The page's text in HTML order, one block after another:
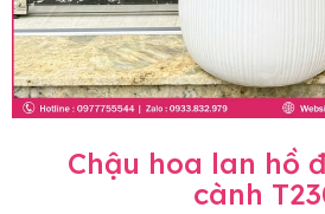
Chậu hoa lan hồ
cành